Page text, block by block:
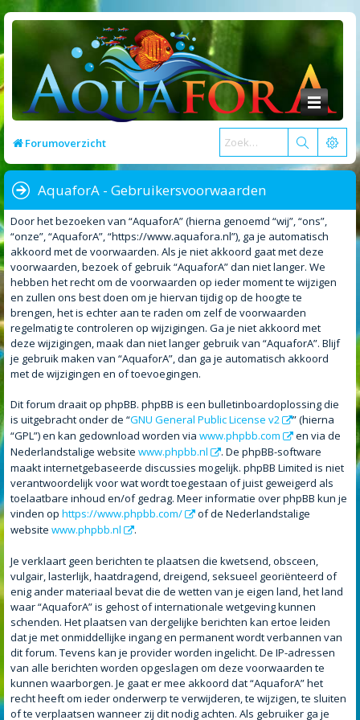
Forumoverzicht
AquaforA - Gebruikersvoorwaarden
Door het bezoeken van “AquaforA” (hierna genoemd “wij”, “ons”,
“onze”, “AquaforA”, “https://www.aquafora.nl”), ga je automatisch
akkoord met de voorwaarden. Als je niet akkoord gaat met deze
voorwaarden, bezoek of gebruik “AquaforA” dan niet langer. We
hebben het recht om de voorwaarden op ieder moment te wijzigen
en zullen ons best doen om je hiervan tijdig op de hoogte te
brengen, het is echter aan te raden om zelf de voorwaarden
regelmatig te controleren op wijzigingen. Ga je niet akkoord met
deze wijzigingen, maak dan niet langer gebruik van “AquaforA”. Blijf
je gebruik maken van “AquaforA”, dan ga je automatisch akkoord
met de wijzigingen en of toevoegingen.
Dit forum draait op phpBB. phpBB is een bulletinboardoplossing die
is uitgebracht onder de “GNU General Public License v2
” (hierna
“GPL”) en kan gedownload worden via www.phpbb.com
en via de
Nederlandstalige website www.phpbb.nl
. De phpBB-software
maakt internetgebaseerde discussies mogelijk. phpBB Limited is niet
verantwoordelijk voor wat wordt toegestaan of juist geweigerd als
toelaatbare inhoud en/of gedrag. Meer informatie over phpBB kun je
vinden op https://www.phpbb.com/
of de Nederlandstalige
website www.phpbb.nl .
Je verklaart geen berichten te plaatsen die kwetsend, obsceen,
vulgair, lasterlijk, haatdragend, dreigend, seksueel georiënteerd of
enig ander materiaal bevat die de wetten van je eigen land, het land
waar “AquaforA” is gehost of internationale wetgeving kunnen
schenden. Het plaatsen van dergelijke berichten kan ertoe leiden
dat je met onmiddellijke ingang en permanent wordt verbannen van
dit forum. Tevens kan je provider worden ingelicht. De IP-adressen
van alle berichten worden opgeslagen om deze voorwaarden te
kunnen waarborgen. Je gaat er mee akkoord dat “AquaforA” het
recht heeft om ieder onderwerp te verwijderen, te wijzigen, te sluiten
of te verplaatsen wanneer zij dit nodig achten. Als gebruiker ga je